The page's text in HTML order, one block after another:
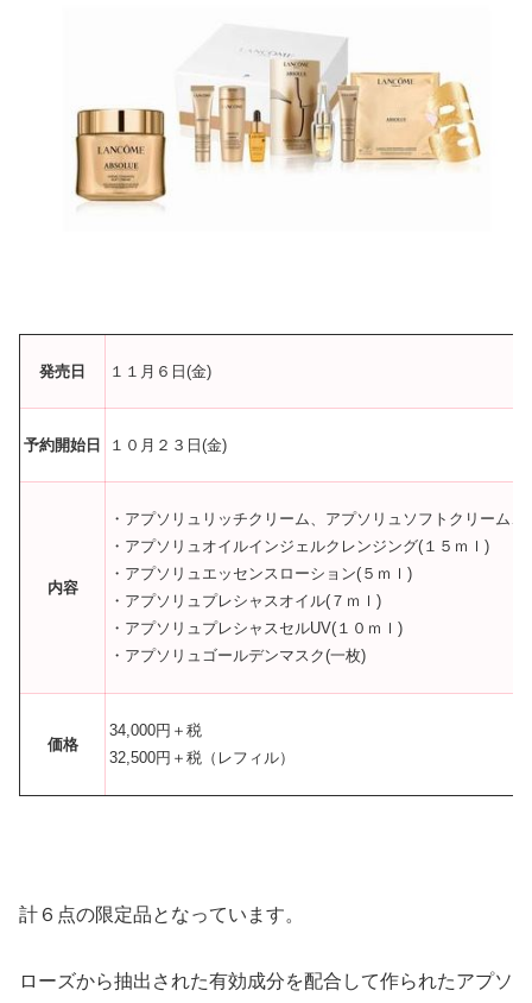
発売日 １１月６日(金)
予約開始日 １０月２３日(金)
内容
・アプソリュリッチクリーム、アプソリュソフトクリーム
・アプソリュオイルインジェルクレンジング(１５ｍｌ)
・アプソリュエッセンスローション(５ｍｌ)
・アプソリュプレシャスオイル(７ｍｌ)
・アプソリュプレシャスセルUV(１０ｍｌ)
・アプソリュゴールデンマスク(一枚)
価格
34,000円＋税
32,500円＋税（レフィル）
計６点の限定品となっています。
ローズから抽出された有効成分を配合して作られたアプソ